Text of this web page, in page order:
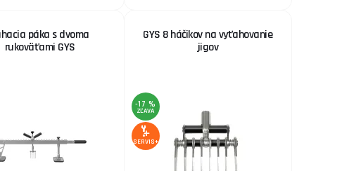
páka s dvoma
rukoväťami GYS
GYS 8 háčikov na vyťahovanie
jigov
-17 %
ZĽAVA
SERVIS+